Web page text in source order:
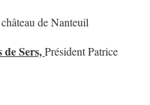
château de Nanteuil
de Sers,Président Patrice